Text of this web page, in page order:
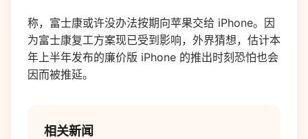
称，富士康或许没办法按期向苹果交给 iPhone。因
为富士康复工方案现已受到影响，外界猜想，估计本
年上半年发布的廉价版 iPhone 的推出时刻恐怕也会
因而被推延。
相关新闻